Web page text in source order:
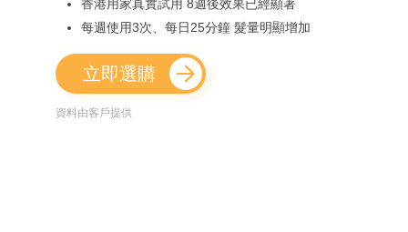
香港用家真實試用 8週後效果已經顯著
每週使用3次、每日25分鐘 髮量明顯增加
立即選購
資料由客戶提供